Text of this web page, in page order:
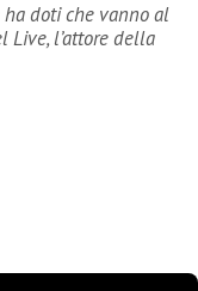
ha doti che vanno al
Live, l’attore della